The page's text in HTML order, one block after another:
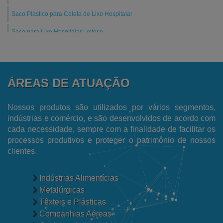
Saco Plástico para Coleta de Lixo Hospitalar
Saco para Lixo Hospitalar Leitoso
Fornecedor de Filme Plástico
Fornecedor de Embalagens para Ecommerce
Fabricantes de Sacos de Lixo Hospitalar
Fabricante de Sacos para Lixo
Fabricante de Filme Encolhível
Fábrica de Sacos Plásticos Reciclados
Fábrica de Sacos para Talher
Fábrica de Sacos de Polietileno
ÁREAS DE ATUAÇÃO
Nossos produtos são utilizados por vários segmentos,
indústrias e comércio, e são desenvolvidos de acordo com
cada necessidade, sempre com a finalidade de facilitar os
processos produtivos e proteger o patrimônio de nossos
clientes.
Indústrias Alimentícias
Metalúrgicas
Têxteis e Plásticas
Companhias Aéreas